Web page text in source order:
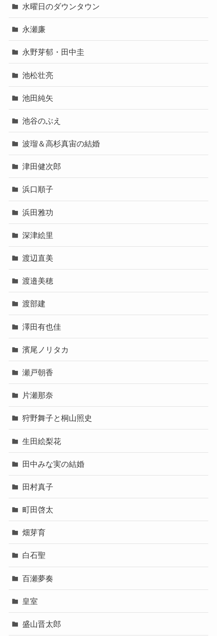
水曜日のダウンタウン
永瀬廉
永野芽郁・田中圭
池松壮亮
池田純矢
池谷のぶえ
波瑠＆高杉真宙の結婚
津田健次郎
浜口順子
浜田雅功
深津絵里
渡辺直美
渡邉美穂
渡部建
澤田有也佳
濱尾ノリタカ
瀬戸朝香
片瀬那奈
狩野舞子と桐山照史
生田絵梨花
田中みな実の結婚
田村真子
町田啓太
畑芽育
白石聖
百瀬夢奏
皇室
盛山晋太郎